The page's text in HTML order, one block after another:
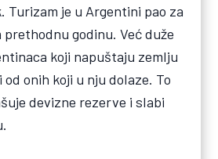
Turizam je u Argentini pao za
prethodnu godinu. Već duže
koji napuštaju zemlju
onih koji u nju dolaze. To
devizne rezerve i slabi